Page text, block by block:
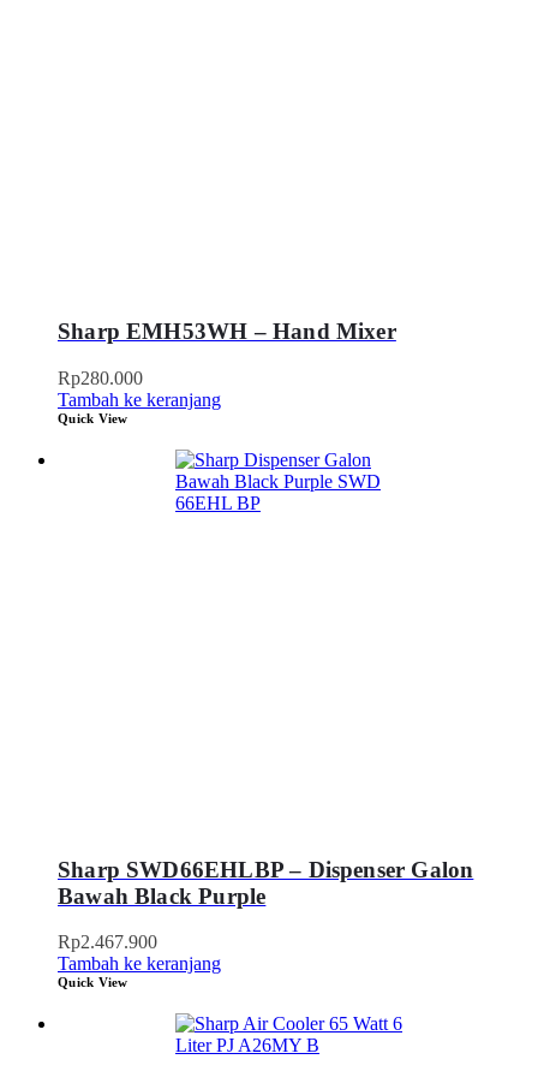
Sharp EMH53WH – Hand Mixer
Rp280.000
Tambah ke keranjang
Quick View
Sharp SWD66EHLBP – Dispenser Galon
Bawah Black Purple
Rp2.467.900
Tambah ke keranjang
Quick View